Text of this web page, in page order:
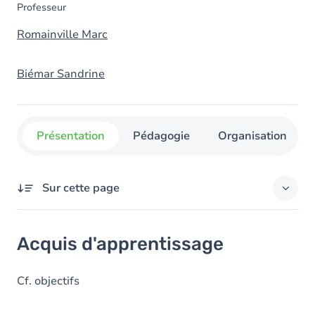
Professeur
Romainville Marc
Biémar Sandrine
Présentation Pédagogie Organisation
Sur cette page
Objectifs
Contenu
Acquis d'apprentissage
Cf. objectifs